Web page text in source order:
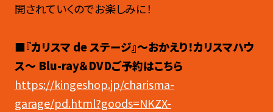
開されていくのでお楽しみに！
■『カリスマ de ステージ』～おかえり！カリスマハウ
ス～ Blu-ray＆DVDご予約はこちら
https://kingeshop.jp/charisma-
garage/pd.html?goods=NKZX-